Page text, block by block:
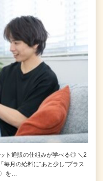
ト通販の仕組みが学べる◎ ＼2
月の給料に“あと少し”プラス
を…